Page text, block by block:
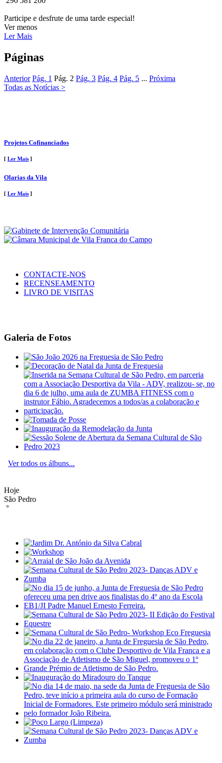
Participe e desfrute de uma tarde especial!
Ver menos
Ler Mais
Páginas
Anterior Pág. 1 Pág. 2 Pág. 3 Pág. 4 Pág. 5 ... Próxima
Todas as Notícias >
Projetos Cofinanciados
[ Ler Mais ]
Olarias da Vila
[ Ler Mais ]
CONTACTE-NOS
RECENSEAMENTO
LIVRO DE VISITAS
Galeria de Fotos
Ver todos os álbuns...
Hoje
São Pedro
°